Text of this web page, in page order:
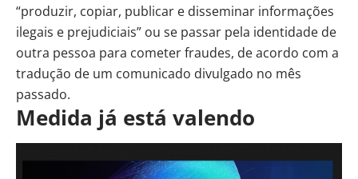
“produzir, copiar, publicar e disseminar informações
ilegais e prejudiciais” ou se passar pela identidade de
outra pessoa para cometer fraudes, de acordo com a
tradução de um comunicado divulgado no mês
passado.
Medida já está valendo